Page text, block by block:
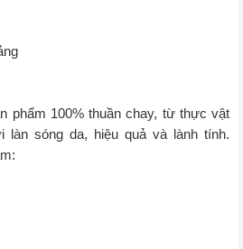
phẩm 100% thuần chay, từ thực vật
làn sóng da, hiệu quả và lành tính.